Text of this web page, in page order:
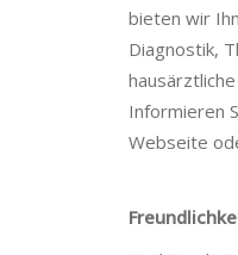
bieten wir
Diagnostik,
Informieren
Webseite